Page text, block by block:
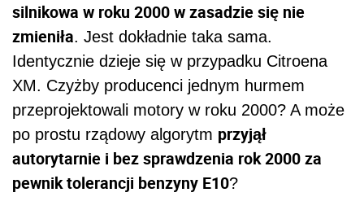
silnikowa w roku 2000 w zasadzie się nie
zmieniła. Jest dokładnie taka sama.
Identycznie dzieje się w przypadku Citroena
XM. Czyżby producenci jednym hurmem
przeprojektowali motory w roku 2000? A może
po prostu rządowy algorytm przyjął
autorytarnie i bez sprawdzenia rok 2000 za
pewnik tolerancji benzyny E10?